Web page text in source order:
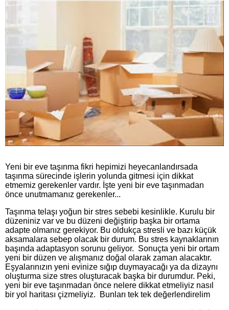
Yeni bir eve taşınma fikri hepimizi heyecanlandırsada
taşınma sürecinde işlerin yolunda gitmesi için dikkat
etmemiz gerekenler vardır. İşte yeni bir eve taşınmadan
önce unutmamanız gerekenler...
Taşınma telaşı yoğun bir stres sebebi kesinlikle. Kurulu bir
düzeniniz var ve bu düzeni değiştirip başka bir ortama
adapte olmanız gerekiyor. Bu oldukça stresli ve bazı küçük
aksamalara sebep olacak bir durum. Bu stres kaynaklarının
başında adaptasyon sorunu geliyor. Sonuçta yeni bir ortam
yeni bir düzen ve alışmanız doğal olarak zaman alacaktır.
Eşyalarınızın yeni evinize sığıp duymayacağı ya da dizaynı
oluşturma size stres oluşturacak başka bir durumdur. Peki,
yeni bir eve taşınmadan önce nelere dikkat etmeliyiz nasıl
bir yol haritası çizmeliyiz. Bunları tek tek değerlendirelim